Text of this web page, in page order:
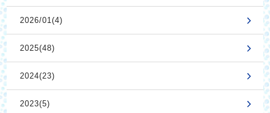
2026/01(4)
2025(48)
2024(23)
2023(5)